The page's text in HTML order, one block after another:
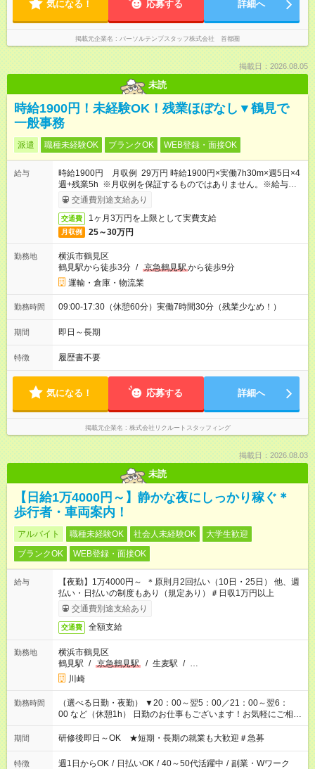
気になる！ 応募する 詳細へ
掲載元企業名 パーソルテンプスタッフ株式会社 首都圏
掲載日：2026.08.05
未読
時給1900円！未経験OK！残業ほぼなし▼鶴見で
一般事務
派遣 職種未経験OK ブランクOK WEB登録・面接OK
給与
時給1900円 月収例 29万円 時給1900円×実働7h30m×週5日×4
週+残業5h ※月収例を保証するものではありません。※給与即受
取りサービス利用可（利用条件有）
交通費別途支給あり
交通費 1ヶ月3万円を上限として実費支給
月収例 25～30万円
勤務地
横浜市鶴見区
鶴見駅から徒歩3分 / 京急鶴見駅から徒歩9分
運輸・倉庫・物流業
勤務時間 09:00-17:30（休憩60分）実働7時間30分（残業少なめ！）
期間 即日～長期
特徴 履歴書不要
気になる！ 応募する 詳細へ
掲載元企業名 株式会社リクルートスタッフィング
掲載日：2026.08.03
未読
【日給1万4000円～】静かな夜にしっかり稼ぐ＊
歩行者・車両案内！
アルバイト 職種未経験OK 社会人未経験OK
大学生歓迎
ブランクOK
WEB登録・面接OK
給与
【夜勤】1万4000円～ ＊原則月2回払い（10日・25日） 他、週
払い・日払いの制度もあり（規定あり）＃日収1万円以上
交通費別途支給あり
交通費 全額支給
勤務地
横浜市鶴見区
鶴見駅 / 京急鶴見駅 / 生麦駅 / …
川崎
勤務時間
（選べる日勤・夜勤） ▼20：00～翌5：00／21：00～翌6：
00 など（休憩1h） 日勤のお仕事もございます！お気軽にご相談
ください！
期間 研修後即日～OK ★短期・長期の就業も大歓迎＃急募
特徴 週1日からOK / 日払いOK / 40～50代活躍中 / 副業・Wワーク